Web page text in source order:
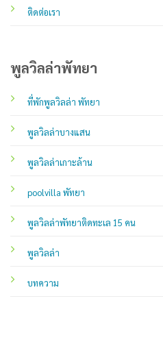
ติดต่อเรา
พูลวิลล่าพัทยา
ที่พักพูลวิลล่า พัทยา
พูลวิลล่าบางแสน
พูลวิลล่าเกาะล้าน
poolvilla พัทยา
พูลวิลล่าพัทยาติดทะเล 15 คน
พูลวิลล่า
บทความ